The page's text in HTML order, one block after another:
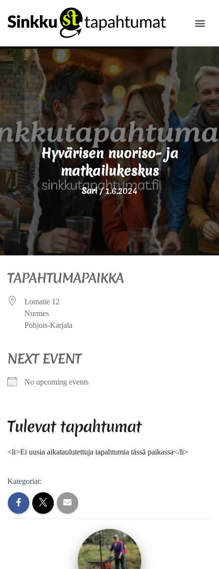
Hyvärisen nuoriso- ja
matkailukeskus
Sari/1.6.2024
TAPAHTUMAPAIKKA
Lomatie 12
Nurmes
Pohjois-Karjala
NEXT EVENT
No upcoming events
Tulevat tapahtumat
<li>Ei uusia aikataulutettuja tapahtumia tässä paikassa</li>
Kategoriat: